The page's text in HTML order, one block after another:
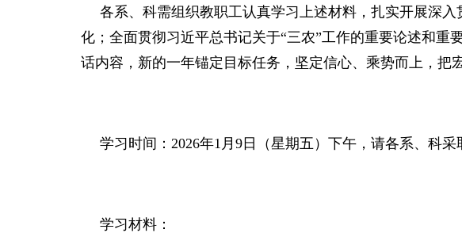
各系、科需组织教职工认真学习上述材料，扎实开展深
化；全面贯彻习近平总书记关于“三农”工作的重要论述和
话内容，新的一年锚定目标任务，坚定信心、乘势而上，把
学习时间：2026年1月9日（星期五）下午，请各系、科采
学习材料：